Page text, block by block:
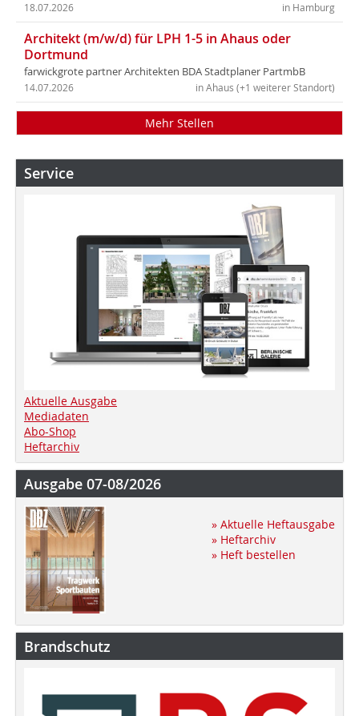
in Hamburg
18.07.2026
Architekt (m/w/d) für LPH 1-5 in Ahaus oder
Dortmund
farwickgrote partner Architekten BDA Stadtplaner PartmbB
in Ahaus (+1 weiterer Standort)
14.07.2026
Mehr Stellen
Service
Aktuelle Ausgabe
Mediadaten
Abo-Shop
Heftarchiv
Ausgabe 07-08/2026
» Aktuelle Heftausgabe
» Heftarchiv
» Heft bestellen
Brandschutz